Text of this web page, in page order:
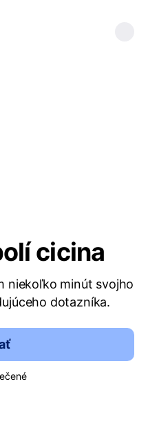
cicina
niekoľko minút svojho
dotazníka.